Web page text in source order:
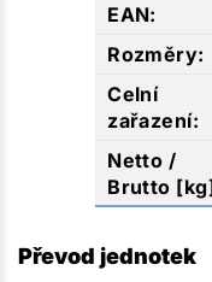
Převod jednotek